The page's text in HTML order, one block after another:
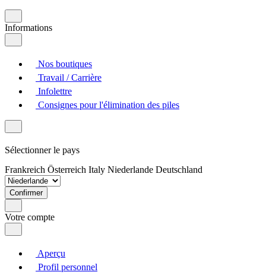
Informations
Nos boutiques
Travail / Carrière
Infolettre
Consignes pour l'élimination des piles
Sélectionner le pays
Frankreich Österreich Italy Niederlande Deutschland
Confirmer
Votre compte
Aperçu
Profil personnel